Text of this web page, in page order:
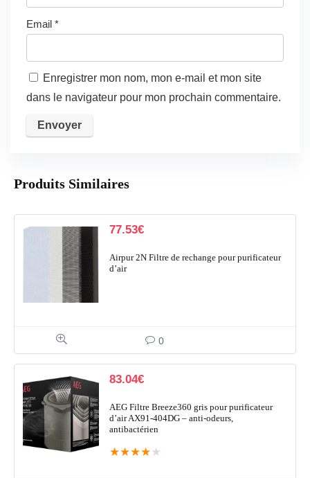
Email *
Enregistrer mon nom, mon e-mail et mon site
dans le navigateur pour mon prochain commentaire.
Produits Similaires
77.53€
Airpur 2N Filtre de rechange pour purificateur
d’air
0
83.04€
AEG Filtre Breeze360 gris pour purificateur
d’air AX91-404DG – anti-odeurs,
antibactérien
★★★★ ★